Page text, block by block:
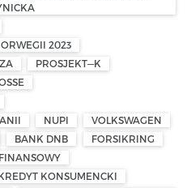
2023
PROSJEKT—K
NUPI
VOLKSWAGEN
BANK DNB
FORSIKRING
KONSUMENCKI